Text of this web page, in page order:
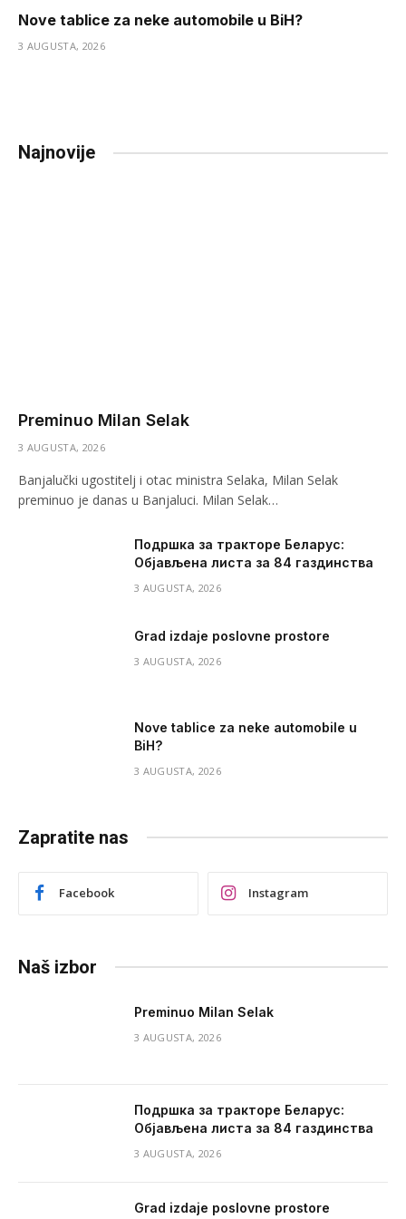
Nove tablice za neke automobile u BiH?
3 AUGUSTA, 2026
Najnovije
Preminuo Milan Selak
3 AUGUSTA, 2026
Banjalučki ugostitelj i otac ministra Selaka, Milan Selak
preminuo je danas u Banjaluci. Milan Selak…
Подршка за тракторе Беларус:
Објављена листа за 84 газдинства
3 AUGUSTA, 2026
Grad izdaje poslovne prostore
3 AUGUSTA, 2026
Nove tablice za neke automobile u
BiH?
3 AUGUSTA, 2026
Zapratite nas
Facebook Instagram
Naš izbor
Preminuo Milan Selak
3 AUGUSTA, 2026
Подршка за тракторе Беларус:
Објављена листа за 84 газдинства
3 AUGUSTA, 2026
Grad izdaje poslovne prostore